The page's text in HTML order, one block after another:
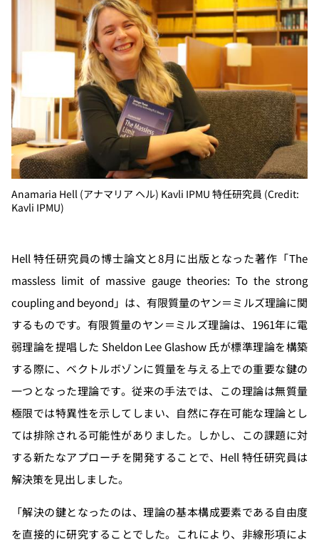
Anamaria Hell (アナマリア ヘル) Kavli IPMU 特任研究員 (Credit:
Kavli IPMU)
Hell 特任研究員の博士論文と8月に出版となった著作「The
massless limit of massive gauge theories: To the strong
coupling and beyond」は、有限質量のヤン＝ミルズ理論に関
するものです。有限質量のヤン＝ミルズ理論は、1961年に電
弱理論を提唱した Sheldon Lee Glashow 氏が標準理論を構築
する際に、ベクトルボゾンに質量を与える上での重要な鍵の
一つとなった理論です。従来の手法では、この理論は無質量
極限では特異性を示してしまい、自然に存在可能な理論とし
ては排除される可能性がありました。しかし、この課題に対
する新たなアプローチを開発することで、Hell 特任研究員は
解決策を見出しました。
「解決の鍵となったのは、理論の基本構成要素である自由度
を直接的に研究することでした。これにより、非線形項によ